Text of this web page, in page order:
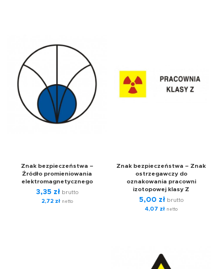
Znak bezpieczeństwa –
Źródło promieniowania
elektromagnetycznego
3,35 zł brutto
2,72 złnetto
Znak bezpieczeństwa – Znak
ostrzegawczy do
oznakowania pracowni
izotopowej klasy Z
5,00 zł brutto
4,07 złnetto